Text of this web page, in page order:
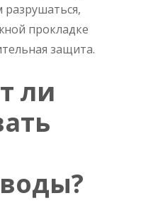
разрушаться,
прокладке
защита.
ли